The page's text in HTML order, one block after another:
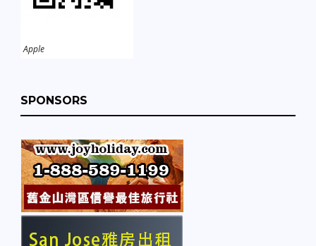
Apple
SPONSORS